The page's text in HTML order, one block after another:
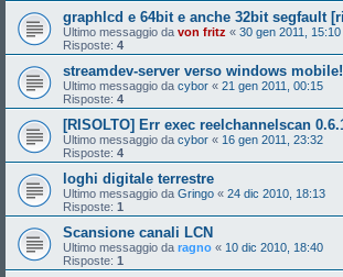
graphlcd e 64bit e anche 32bit segfault
Ultimo messaggio da von fritz « 30 gen 2011, 15:10
Risposte: 4
streamdev-server verso windows mobile!
Ultimo messaggio da cybor « 21 gen 2011, 00:15
Risposte: 4
[RISOLTO] Err exec reelchannelscan
Ultimo messaggio da cybor « 16 gen 2011, 23:32
Risposte: 4
loghi digitale terrestre
Ultimo messaggio da Gringo « 24 dic 2010, 18:13
Risposte: 1
Scansione canali LCN
Ultimo messaggio da ragno « 10 dic 2010, 18:40
Risposte: 1